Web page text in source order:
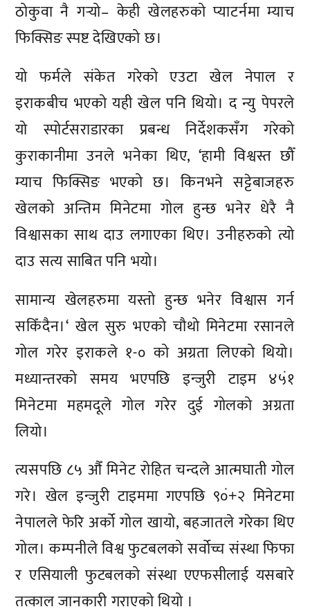
ठोकुवा नै गर्‍यो– केही खेलहरुको प्याटर्नमा म्याच
फिक्सिङ स्पष्ट देखिएको छ।
यो फर्मले संकेत गरेको एउटा खेल नेपाल र
इराकबीच भएको यही खेल पनि थियो। द न्यु पेपरले
यो स्पोर्टसराडारका प्रबन्ध निर्देशकसँग गरेको
कुराकानीमा उनले भनेका थिए, ‘हामी विश्वस्त छौँ
म्याच फिक्सिङ भएको छ। किनभने सट्टेबाजहरु
खेलको अन्तिम मिनेटमा गोल हुन्छ भनेर धेरै नै
विश्वासका साथ दाउ लगाएका थिए। उनीहरुको त्यो
दाउ सत्य साबित पनि भयो।
सामान्य खेलहरुमा यस्तो हुन्छ भनेर विश्वास गर्न
सकिँदैन।‘ खेल सुरु भएको चौथो मिनेटमा रसानले
गोल गरेर इराकले १-० को अग्रता लिएको थियो।
मध्यान्तरको समय भएपछि इन्जुरी टाइम ४५ं१
मिनेटमा महमदूले गोल गरेर दुई गोलको अग्रता
लियो।
त्यसपछि ८५ औँ मिनेट रोहित चन्दले आत्मघाती गोल
गरे। खेल इन्जुरी टाइममा गएपछि ९०ं+२ मिनेटमा
नेपालले फेरि अर्को गोल खायो, बहजातले गरेका थिए
गोल। कम्पनीले विश्व फुटबलको सर्वोच्च संस्था फिफा
र एसियाली फुटबलको संस्था एएफसीलाई यसबारे
तत्काल जानकारी गराएको थियो ।